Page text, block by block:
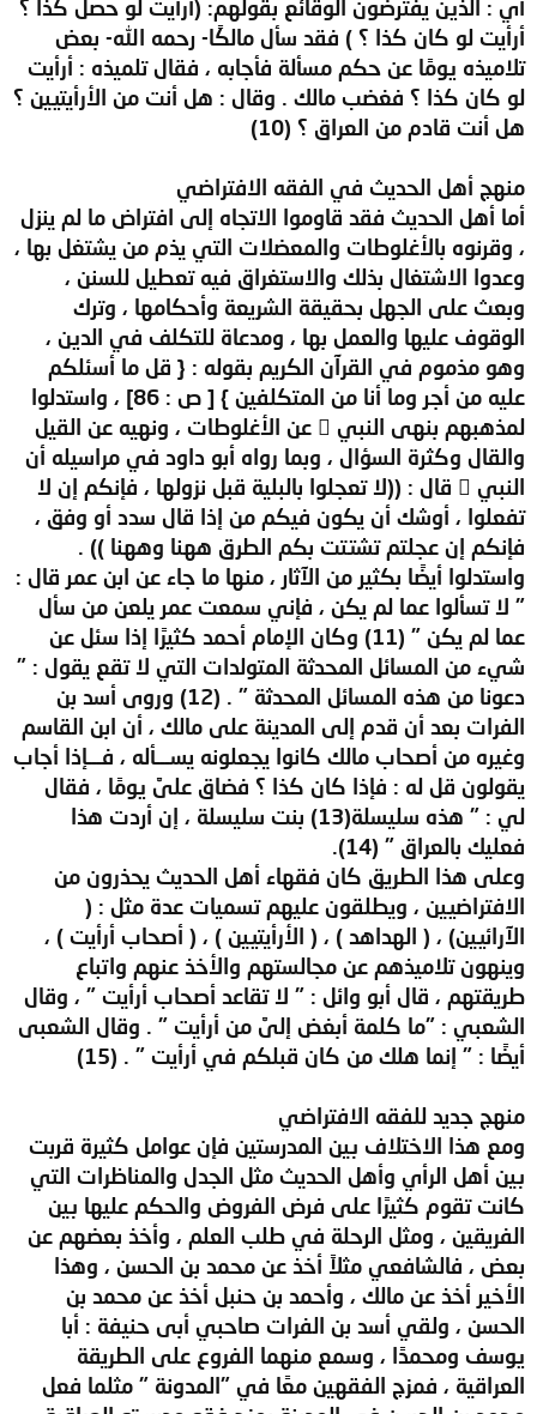
أي : الذين يفترضون الوقائع بقولهم: (أرأيت لو حصل كذا ؟
أرأيت لو كان كذا ؟ ) فقد سأل مالكًا- رحمه الله- بعض
تلاميذه يومًا عن حكم مسألة فأجابه ، فقال تلميذه : أرأيت
لو كان كذا ؟ فغضب مالك . وقال : هل أنت من الأرأيتيين ؟
هل أنت قادم من العراق ؟ (10)
منهج أهل الحديث في الفقه الافتراضي
أما أهل الحديث فقد قاوموا الاتجاه إلى افتراض ما لم ينزل
، وقرنوه بالأغلوطات والمعضلات التي يذم من يشتغل بها ،
وعدوا الاشتغال بذلك والاستغراق فيه تعطيل للسنن ،
وبعث على الجهل بحقيقة الشريعة وأحكامها ، وترك
الوقوف عليها والعمل بها ، ومدعاة للتكلف في الدين ،
وهو مذموم في القرآن الكريم بقوله : { قل ما أسئلكم
عليه من أجر وما أنا من المتكلفين } [ ص : 86] ، واستدلوا
لمذهبهم بنهى النبي  عن الأغلوطات ، ونهيه عن القيل
والقال وكثرة السؤال ، وبما رواه أبو داود في مراسيله أن
النبي  قال : ((لا تعجلوا بالبلية قبل نزولها ، فإنكم إن لا
تفعلوا ، أوشك أن يكون فيكم من إذا قال سدد أو وفق ،
فإنكم إن عجلتم تشتتت بكم الطرق ههنا وههنا )) .
واستدلوا أيضًا بكثير من الآثار ، منها ما جاء عن ابن عمر قال :
" لا تسألوا عما لم يكن ، فإني سمعت عمر يلعن من سأل
عما لم يكن " (11) وكان الإمام أحمد كثيرًا إذا سئل عن
شيء من المسائل المحدثة المتولدات التي لا تقع يقول : "
دعونا من هذه المسائل المحدثة " . (12) وروى أسد بن
الفرات بعد أن قدم إلى المدينة على مالك ، أن ابن القاسم
وغيره من أصحاب مالك كانوا يجعلونه يســـأله ، فـــإذا أجاب
يقولون قل له : فإذا كان كذا ؟ فضاق علىَّ يومًا ، فقال
لي : " هذه سليسلة(13) بنت سليسلة ، إن أردت هذا
فعليك بالعراق " (14).
وعلى هذا الطريق كان فقهاء أهل الحديث يحذرون من
الافتراضيين ، ويطلقون عليهم تسميات عدة مثل : (
الآرائيين) ، ( الهداهد ) ، ( الأرأيتيين ) ، ( أصحاب أرأيت ) ،
وينهون تلاميذهم عن مجالستهم والأخذ عنهم واتباع
طريقتهم ، قال أبو وائل : " لا تقاعد أصحاب أرأيت " ، وقال
الشعبي : "ما كلمة أبغض إلىَّ من أرأيت " . وقال الشعبى
أيضًا : " إنما هلك من كان قبلكم في أرأيت " . (15)
منهج جديد للفقه الافتراضي
ومع هذا الاختلاف بين المدرستين فإن عوامل كثيرة قربت
بين أهل الرأي وأهل الحديث مثل الجدل والمناظرات التي
كانت تقوم كثيرًا على فرض الفروض والحكم عليها بين
الفريقين ، ومثل الرحلة في طلب العلم ، وأخذ بعضهم عن
بعض ، فالشافعي مثلاً أخذ عن محمد بن الحسن ، وهذا
الأخير أخذ عن مالك ، وأحمد بن حنبل أخذ عن محمد بن
الحسن ، ولقي أسد بن الفرات صاحبي أبى حنيفة : أبا
يوسف ومحمدًا ، وسمع منهما الفروع على الطريقة
العراقية ، فمزج الفقهين معًا في "المدونة " مثلما فعل